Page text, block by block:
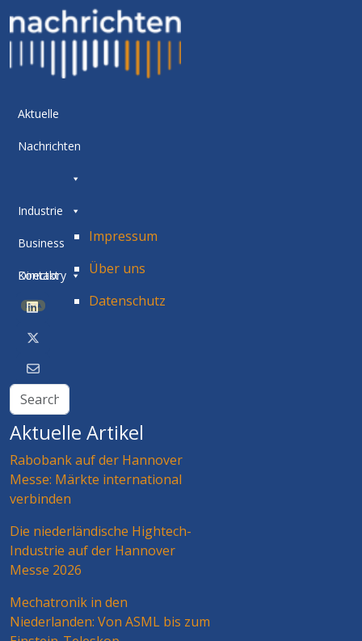
Aktuelle
Nachrichten
Industrie
Business
Directory
BETA
Kontakt
Impressum
Über uns
Datenschutz
Aktuelle Artikel
Rabobank auf der Hannover
Messe: Märkte international
verbinden
Die niederländische Hightech-
Industrie auf der Hannover
Messe 2026
Mechatronik in den
Niederlanden: Von ASML bis zum